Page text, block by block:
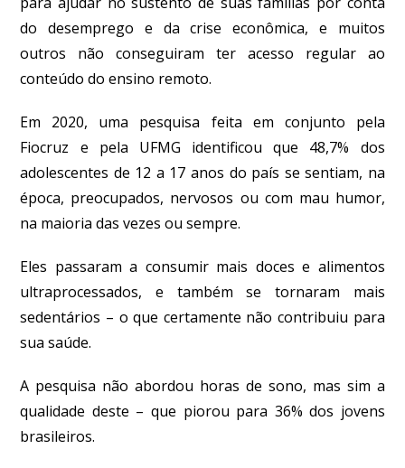
do desemprego e da crise econômica, e muitos
outros não conseguiram ter acesso regular ao
conteúdo do ensino remoto.
Em 2020, uma pesquisa feita em conjunto pela
Fiocruz e pela UFMG identificou que 48,7% dos
adolescentes de 12 a 17 anos do país se sentiam, na
época, preocupados, nervosos ou com mau humor,
na maioria das vezes ou sempre.
Eles passaram a consumir mais doces e alimentos
ultraprocessados, e também se tornaram mais
sedentários – o que certamente não contribuiu para
sua saúde.
A pesquisa não abordou horas de sono, mas sim a
qualidade deste – que piorou para 36% dos jovens
brasileiros.